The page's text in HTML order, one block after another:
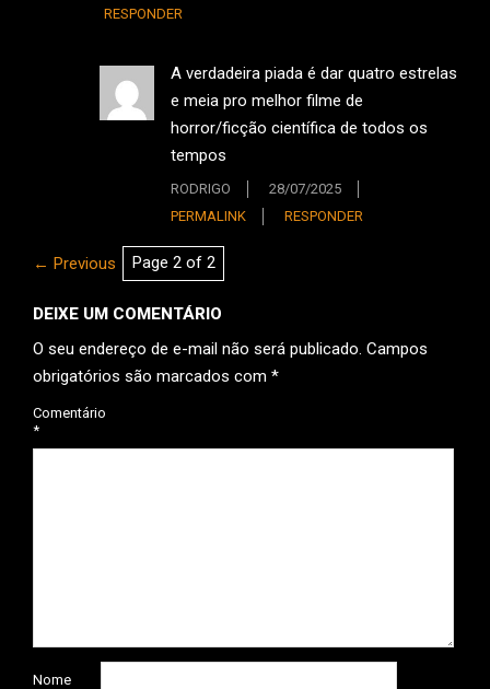
RESPONDER
A verdadeira piada é dar quatro estrelas
e meia pro melhor filme de
horror/ficção científica de todos os
tempos
RODRIGO
28/07/2025
PERMALINK
RESPONDER
Comments
Navigation
← Previous Page 2 of 2
DEIXE UM COMENTÁRIO
O seu endereço de e-mail não será publicado. Campos
obrigatórios são marcados com *
Comentário
*
Nome